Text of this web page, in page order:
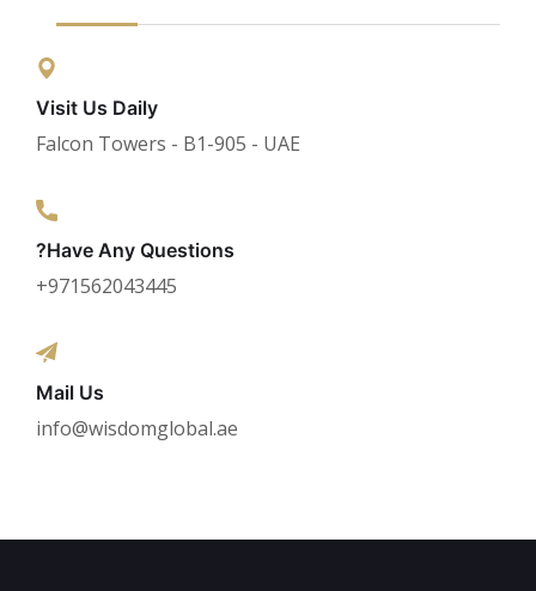
Visit Us Daily
Falcon Towers - B1-905 - UAE
Have Any Questions?
971562043445⁩+
Mail Us
info@wisdomglobal.ae